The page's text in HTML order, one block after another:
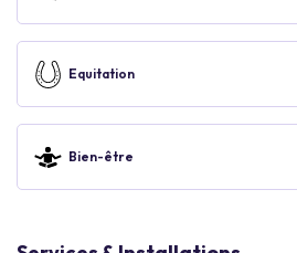
Equitation
Bien-être